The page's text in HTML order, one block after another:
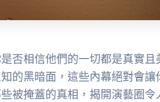
否相信他們的一切都是真實且
的黑暗面，這些內幕絕對會讓
被掩蓋的真相，揭開演藝圈令